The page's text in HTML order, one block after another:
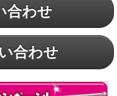
合わせ
合わせ